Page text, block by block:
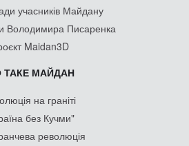
учасників Майдану
Володимира Писаренка
Maidan3D
МАЙДАН
на граніті
без Кучми"
революція